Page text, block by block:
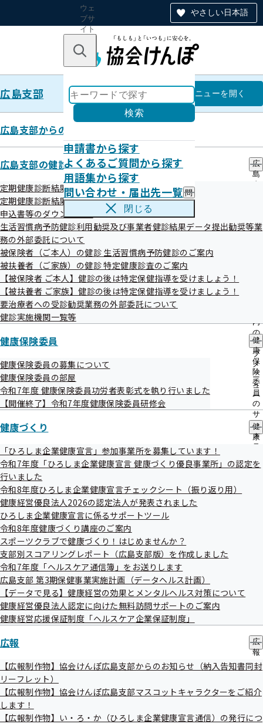
やさしい日本語
ウェ
ブサ
イト
のナ
ン
キーワードで探す
検索
申請書から探す
よくあるご質問から探す
用語集から探す
問い合わせ・届出先一覧 問
い
わ
届
出
先
一
覧
閉じる
広島支部 広島支部
メニューを開く
広島支部からのお知らせ
広島支部の健診・保健指導のご案内
広
島
診
内
の
サ
ブ
メ
ニ
ュ
ー
定期健康診断結果データ提供について
定期健康診断結果データの紙媒体での提出について
申込書等のダウンロード
生活習慣病予防健診利用勧奨及び事業者健診結果データ提出勧奨等業
務の外部委託について
被保険者（ご本人）の健診 生活習慣病予防健診のご案内
被扶養者（ご家族）の健診 特定健康診査のご案内
【被保険者 ご本人】健診の後は特定保健指導を受けましょう！
【被扶養者 ご家族】健診の後は特定保健指導を受けましょう！
要治療者への受診勧奨業務の外部委託について
健診実施機関一覧等
健康保険委員
健
康
保
険
委
員
の
サ
ブ
メ
ニ
ー
健康保険委員の募集について
健康保険委員の部屋
令和7年度 健康保険委員功労者表彰式を執り行いました
【開催終了】令和7年度健康保険委員研修会
健康づくり
健
康
り
「ひろしま企業健康宣言」参加事業所を募集しています！
令和7年度「ひろしま企業健康宣言 健康づくり優良事業所」の認定を
行いました
令和8年度ひろしま企業健康宣言チェックシート（振り返り用）
健康経営優良法人2026の認定法人が発表されました
ひろしま企業健康宣言に係るサポートツール
令和8年度健康づくり講座のご案内
スポーツクラブで健康づくり！はじめませんか？
支部別スコアリングレポート（広島支部版）を作成しました
令和7年度「ヘルスケア通信簿」をお送りします
広島支部 第3期保健事業実施計画（データヘルス計画）
【データで見る】健康経営の効果とメンタルヘルス対策について
健康経営優良法人認定に向けた無料訪問サポートのご案内
健康経営応援保証制度「ヘルスケア企業保証制度」
広報
広
報
の
サ
メ
ュ
【広報制作物】協会けんぽ広島支部からのお知らせ（納入告知書同封
リーフレット）
【広報制作物】協会けんぽ広島支部マスコットキャラクターをご紹介
します！
【広報制作物】い・ろ・か（ひろしま企業健康宣言通信）の発行につ
令和08年02月
お知らせ
令和08年02月28日
事務処理誤りを掲載しました
令和08年02月16日
「協会けんぽ広島支部からのお知らせ」を更新しました
令和08年02月06日
メールマガジンのバックナンバーを更新しました
令和08年02月06日
【被扶養者対象の特定健診】無料で受診できる集団健診スケ
ジュールをご案内します
令和8年1月21日からの大雪に係る災害
災害情報
令和08年02月03日
広島支部の統計情報を更新しました
過去のお知らせ一覧
令和08年08月
令和08年07月